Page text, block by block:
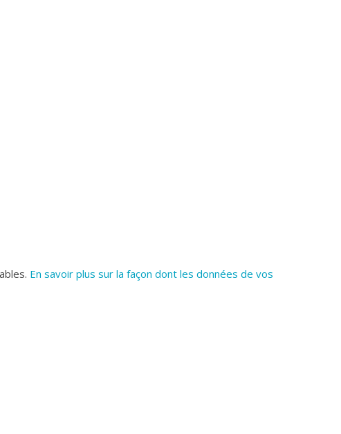
En savoir plus sur la façon dont les données de vos